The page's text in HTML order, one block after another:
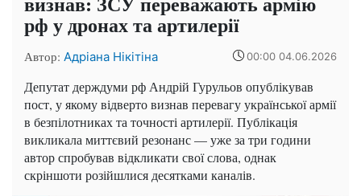
рф у дронах та артилерії
Автор: Адріана Нікітіна 00:00 04.06.2026
Депутат держдуми рф Андрій Гурульов опублікував
пост, у якому відверто визнав перевагу української армії
в безпілотниках та точності артилерії. Публікація
викликала миттєвий резонанс — уже за три години
автор спробував відкликати свої слова, однак
скріншоти розійшлися десятками каналів.